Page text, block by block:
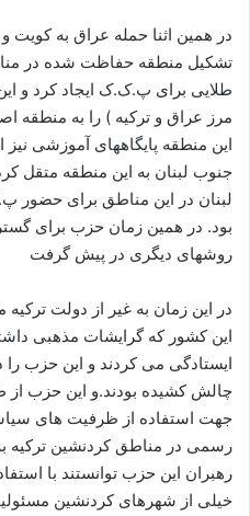
در همین اثنا حمله عراق به کویت و
تشکیل منطقه حفاظت شده در
طلایی برای پ.ک.ک ایجاد کرد و
مرز عراق و ترکیه ) را به منطقه
این منطقه پایگاههای آموزشی نیز
جنوب لبنان به این منطقه متقل
لبنان در این مناطق برای حضور
بود. در همین زمان حزب برای
روشهای دیگری در پیش گرفت
در این زمان به غیر از دولت
ایستادگی می کردند و این حزب
چالش کشیده بودند.و این حزب از
جهت استفاده از ظرفیت های
رسمی در مناطق کردنشین ترکیه
رهبران این حزب توانستند با
خیلی از شهرهای کردنشین